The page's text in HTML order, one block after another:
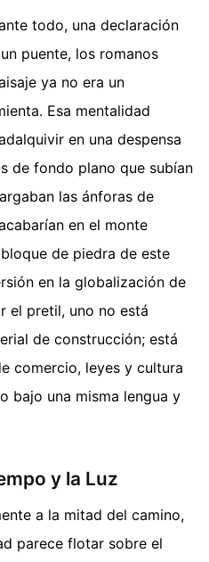
todo, una declaración
puente, los romanos
ya no era un
Esa mentalidad
en una despensa
de fondo plano que subían
las ánforas de
en el monte
de piedra de este
en la globalización de
el pretil, uno no está
de construcción; está
comercio, leyes y cultura
bajo una misma lengua y
y la Luz
a la mitad del camino,
parece flotar sobre el